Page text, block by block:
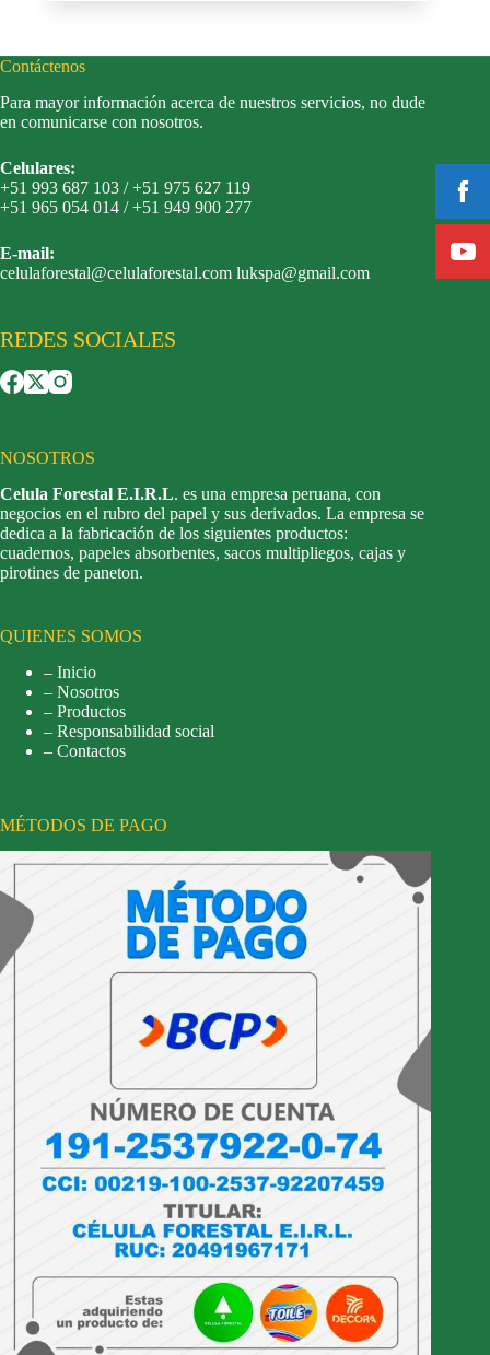
Contáctenos
Para mayor información acerca de nuestros servicios, no dude
en comunicarse con nosotros.
Celulares:
+51 993 687 103 / +51 975 627 119
+51 965 054 014 / +51 949 900 277
E-mail:
celulaforestal@celulaforestal.com lukspa@gmail.com
REDES SOCIALES
NOSOTROS
Celula Forestal E.I.R.L. es una empresa peruana, con
negocios en el rubro del papel y sus derivados. La empresa se
dedica a la fabricación de los siguientes productos:
cuadernos, papeles absorbentes, sacos multipliegos, cajas y
pirotines de paneton.
QUIENES SOMOS
– Inicio
– Nosotros
– Productos
– Responsabilidad social
– Contactos
MÉTODOS DE PAGO